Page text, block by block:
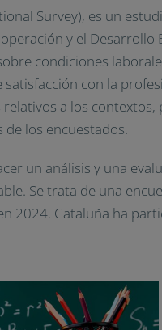
Survey), es un
y el
condiciones
con la
a los
los encuestados.
un análisis y una
Se trata de una
2024. Cataluña ha